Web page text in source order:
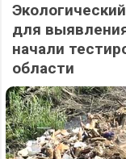
для
начали
области